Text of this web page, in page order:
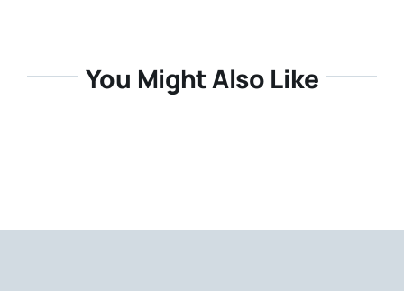
You Might Also Like